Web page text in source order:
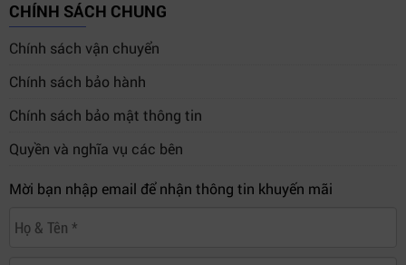
CHÍNH SÁCH CHUNG
Chính sách vận chuyển
Chính sách bảo hành
Chính sách bảo mật thông tin
Quyền và nghĩa vụ các bên
Mời bạn nhập email để nhận thông tin khuyến mãi